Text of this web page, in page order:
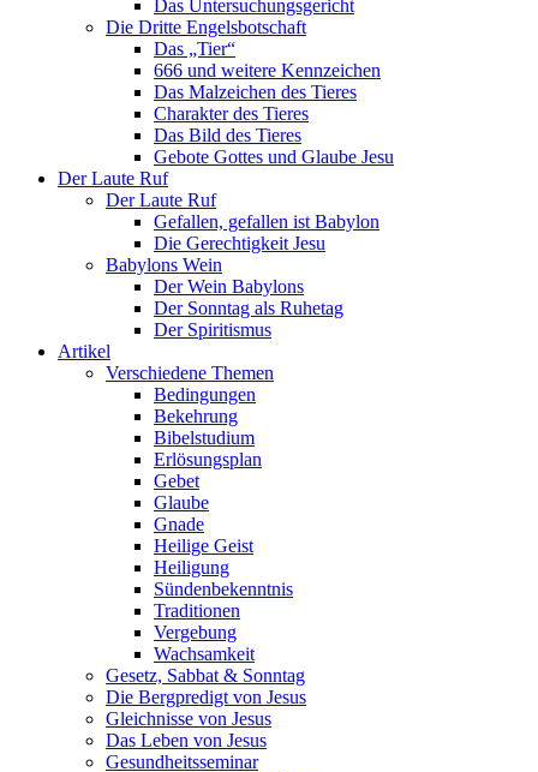
Das Untersuchungsgericht
Die Dritte Engelsbotschaft
Das „Tier“
666 und weitere Kennzeichen
Das Malzeichen des Tieres
Charakter des Tieres
Das Bild des Tieres
Gebote Gottes und Glaube Jesu
Der Laute Ruf
Der Laute Ruf
Gefallen, gefallen ist Babylon
Die Gerechtigkeit Jesu
Babylons Wein
Der Wein Babylons
Der Sonntag als Ruhetag
Der Spiritismus
Artikel
Verschiedene Themen
Bedingungen
Bekehrung
Bibelstudium
Erlösungsplan
Gebet
Glaube
Gnade
Heilige Geist
Heiligung
Sündenbekenntnis
Traditionen
Vergebung
Wachsamkeit
Gesetz, Sabbat & Sonntag
Die Bergpredigt von Jesus
Gleichnisse von Jesus
Das Leben von Jesus
Gesundheitsseminar